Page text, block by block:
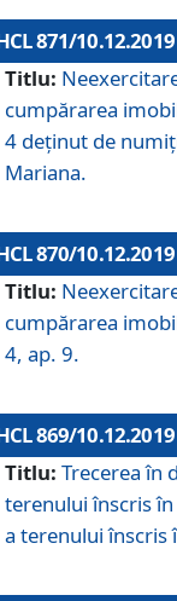
871/10.12.2019
Titlu:
cumpărarea
4 deţinut de
Mariana.
870/10.12.2019
Titlu:
cumpărarea
4, ap. 9.
869/10.12.2019
Titlu: Trecerea în
terenului înscris
a terenului înscris